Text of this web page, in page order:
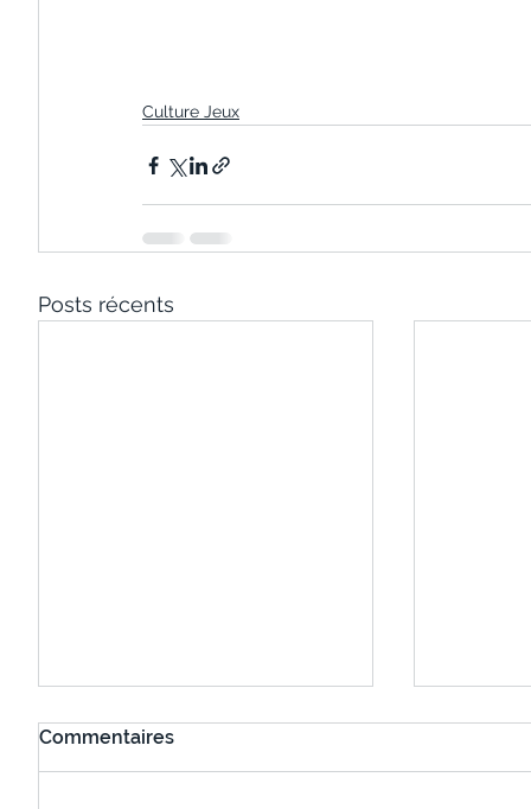
Culture Jeux
Posts récents
Commentaires